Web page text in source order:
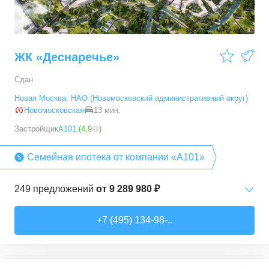
ЖК «Деснаречье»
Сдан
Новая Москва, НАО (Новомосковский административный округ)
Новомосковская
13 мин.
ЗастройщикА101 (4,9 )
Семейная ипотека от компании «А101»
249 предложений от 9 289 980 ₽
+7 (495) 134-98-..